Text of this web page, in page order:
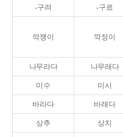
-구려 -구료
깍쟁이 깍정이
나무라다 나무래다
미수 미시
바라다 바래다
상추 상치